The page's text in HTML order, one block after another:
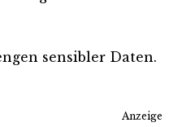
sensibler Daten.
Anzeige